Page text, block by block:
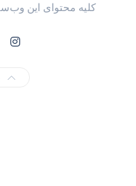
کلیه محتوای این